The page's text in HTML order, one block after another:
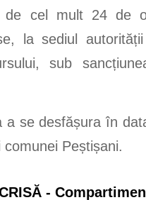
de cel mult 24 de
la sediul
sub
a se desfășura în
comunei Peștișani.
-